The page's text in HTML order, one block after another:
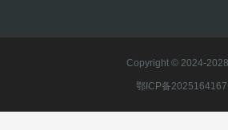
Copyright © 2024-
鄂ICP备